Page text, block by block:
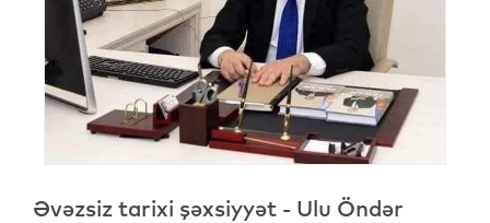
Əvəzsiz tarixi şəxsiyyət - Ulu Öndər